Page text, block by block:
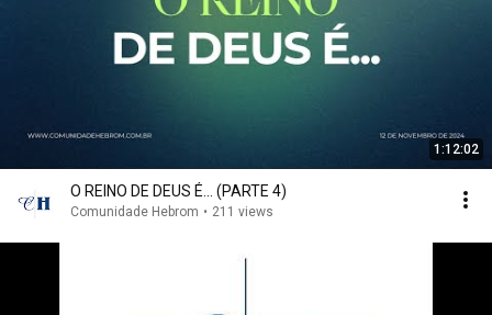
1:12:02
O REINO DE DEUS É... (PARTE 4)
Comunidade Hebrom • 211 views